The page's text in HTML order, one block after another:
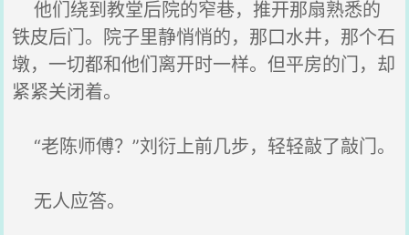
他们绕到教堂后院的窄巷，推开那扇熟悉的
铁皮后门。院子里静悄悄的，那口水井，那个石
墩，一切都和他们离开时一样。但平房的门，却
紧紧关闭着。
“老陈师傅？”刘衍上前几步，轻轻敲了敲门。
无人应答。